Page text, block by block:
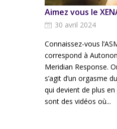
Aimez vous le
30 avril 2024
Connaissez-vous
correspond à
Meridian Response.
s’agit d’un orgasme
qui devient de plus
sont des vidéos où...